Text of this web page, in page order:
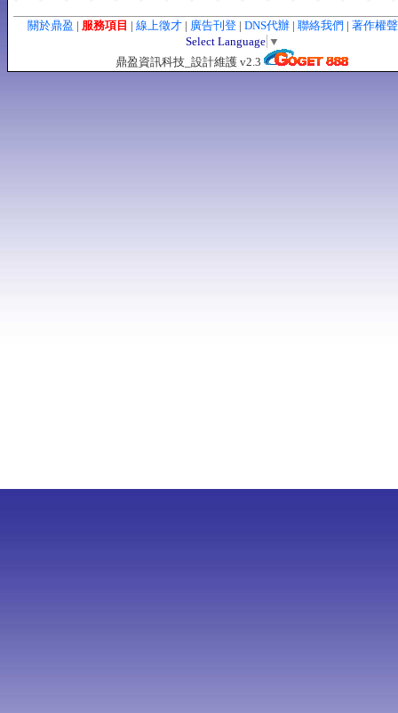
關於鼎盈 | 服務項目 | 線上徵才 | 廣告刊登 | DNS代辦 | 聯絡我們 | 著作
Select Language ▼
鼎盈資訊科技_設計維護 v2.3